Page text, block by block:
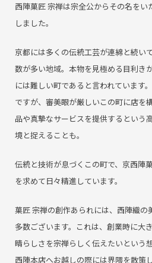
西陣菓匠 宗禅は宗全公からその名をい
しました。
京都には多くの伝統工芸が連綿と続い
数が多い地域。本物を見極める目利き
には難しい町であると言われています。
ですが、審美眼が厳しいこの町に店を
品や真摯なサービスを提供するという
境と捉えることも。
伝統と技術が息づくこの町で、京西陣
を求めて日々精進しています。
菓匠 宗禅の創作あられには、西陣織
多数ございます。これは、創業時に大
晴らしさを宗禅らしく伝えたいという
西陣本店へお越しの際には界隈を散策